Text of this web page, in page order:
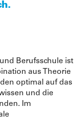
Berufsschule ist
aus Theorie
optimal auf das
und die
Im